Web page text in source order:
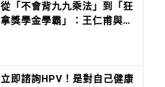
從「不會背九九乘法」到「狂
拿獎學金學霸」：王仁甫與季
立即諮詢HPV！是對自己健康